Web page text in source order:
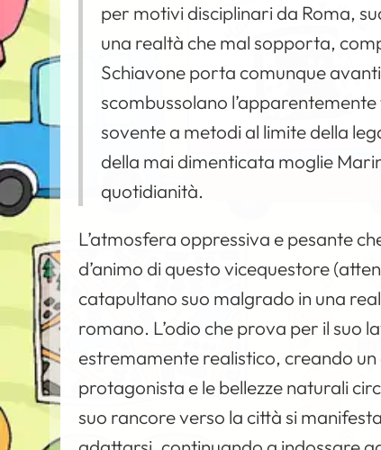
per motivi disciplinari da Roma,
una realtà che mal sopporta,
Schiavone porta comunque
scombussolano
sovente a metodi al limite della
della mai dimenticata moglie
quotidianità.
L’atmosfera oppressiva e pesante
d’animo di questo vicequestore
catapultano suo malgrado in una
romano. L’odio che prova per il suo
estremamente realistico, creando
protagonista e le bellezze naturali
suo rancore verso la città si